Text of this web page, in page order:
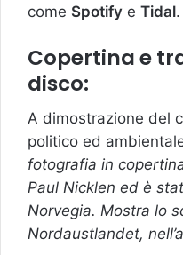
come Spotify e Tidal.
Copertina e
disco:
A dimostrazione del
politico ed
fotografia in
Paul Nicklen ed è
Norvegia. Mostra lo
Nordaustlandet,